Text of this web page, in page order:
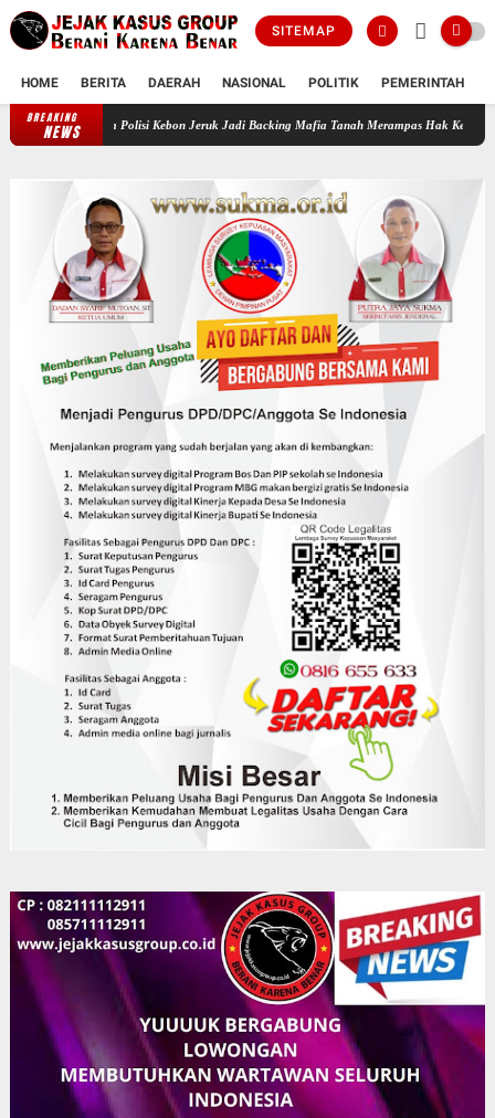
SITEMAP
HOME BERITA DAERAH NASIONAL POLITIK PEMERINTAH
BREAKING
NEWS
Oknum Polisi Kebon Jeruk Jadi Backing Mafia Tanah Merampas Hak Keluarga Ambar